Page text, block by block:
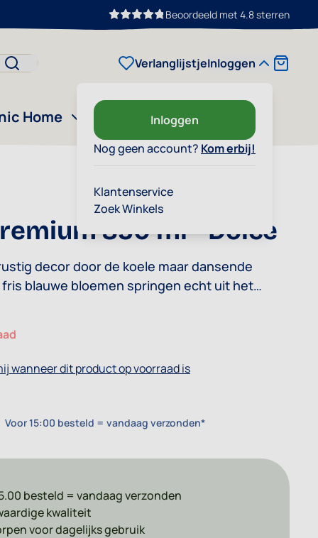
Beoordeeld met 4.8 sterren
VerlanglijstjeInloggen
Inloggen
Nog geen account? Kom erbij!
Klantenservice
Zoek Winkels
Cart
Home Ons verhaal
350 ml - Dolce
decor door de koele maar dansende
blauwe bloemen springen echt uit het
wanneer dit product op voorraad is
Voor 15:00 besteld = vandaag verzonden*
besteld = vandaag verzonden
kwaliteit
voor dagelijks gebruik